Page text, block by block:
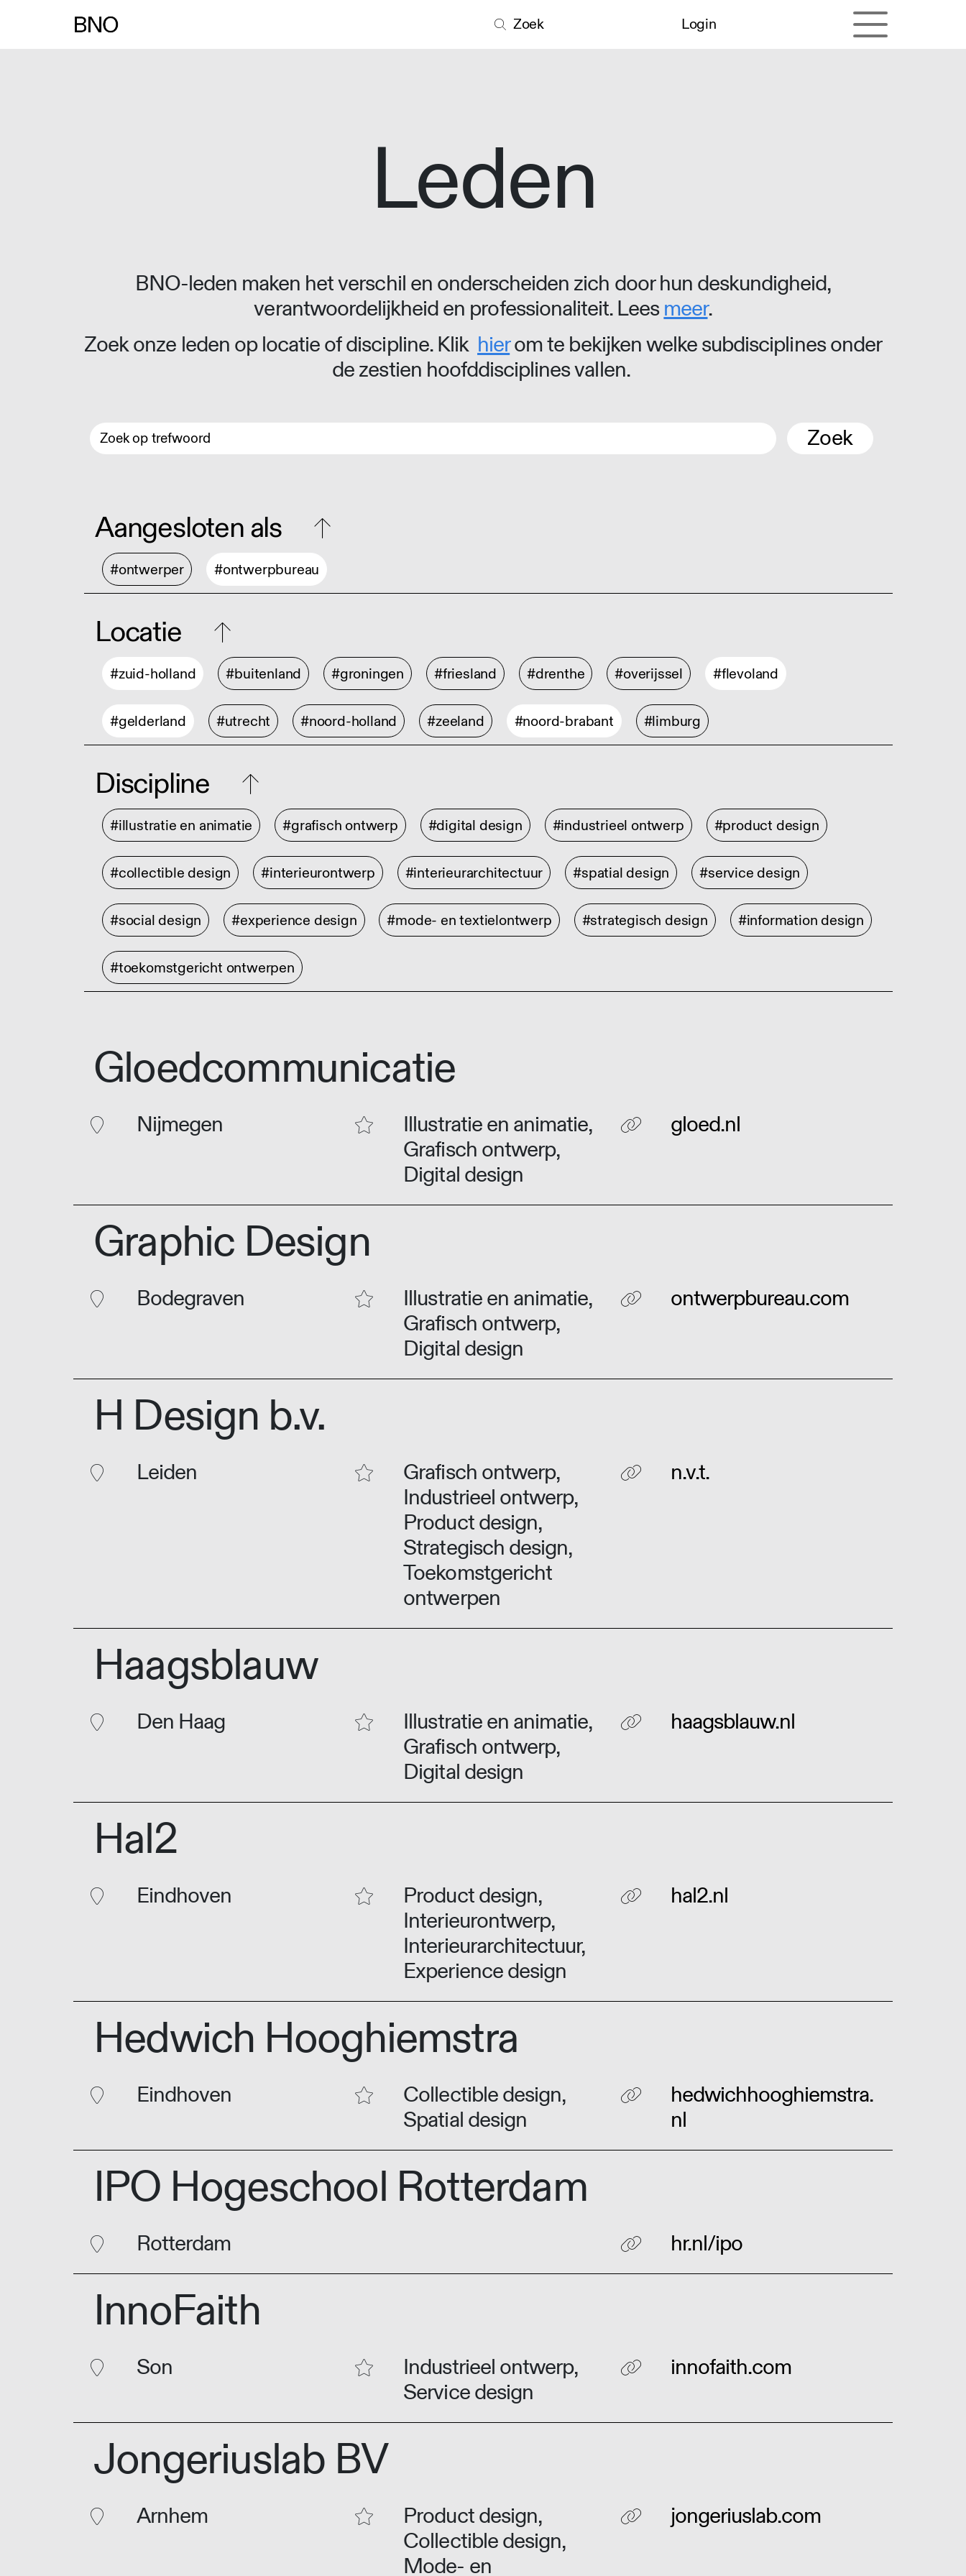
Zoek Login
Leden
BNO-leden maken het verschil en onderscheiden zich door hun deskundigheid,
verantwoordelijkheid en professionaliteit. Leesmeer.
Zoek onze leden op locatie of discipline. Klik hierom te bekijken welke subdisciplines onder
de zestien hoofddisciplines vallen.
Zoek
Aangesloten als
#ontwerper #ontwerpbureau
Locatie
#zuid-holland #buitenland #groningen #friesland #drenthe #overijssel #flevoland
#gelderland #utrecht #noord-holland #zeeland #noord-brabant #limburg
Discipline
#illustratie en animatie #grafisch ontwerp #digital design #industrieel ontwerp #product design
#collectible design #interieurontwerp #interieurarchitectuur #spatial design #service design
#social design #experience design #mode- en textielontwerp #strategisch design #information design
#toekomstgericht ontwerpen
Gloedcommunicatie
Nijmegen
Illustratie en animatie,
Grafisch ontwerp,
Digital design
gloed.nl
Graphic Design
Bodegraven
Illustratie en animatie,
Grafisch ontwerp,
Digital design
ontwerpbureau.com
H Design b.v.
Leiden
Grafisch ontwerp,
Industrieel ontwerp,
Product design,
Strategisch design,
Toekomstgericht
ontwerpen
n.v.t.
Haagsblauw
Den Haag
Illustratie en animatie,
Grafisch ontwerp,
Digital design
haagsblauw.nl
Hal2
Eindhoven
Product design,
Interieurontwerp,
Interieurarchitectuur,
Experience design
hal2.nl
Hedwich Hooghiemstra
Eindhoven
Collectible design,
Spatial design
hedwichhooghiemstra.
nl
IPO Hogeschool Rotterdam
Rotterdam hr.nl/ipo
InnoFaith
Son
Industrieel ontwerp,
Service design
innofaith.com
Jongeriuslab BV
Arnhem
Product design,
Collectible design,
Mode- en
jongeriuslab.com